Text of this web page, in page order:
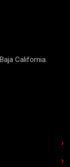
California.